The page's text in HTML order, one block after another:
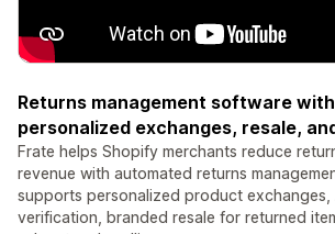
Returns management software
personalized exchanges, resale,
Frate helps Shopify merchants reduce
revenue with automated returns
supports personalized product exchanges,
verification, branded resale for returned